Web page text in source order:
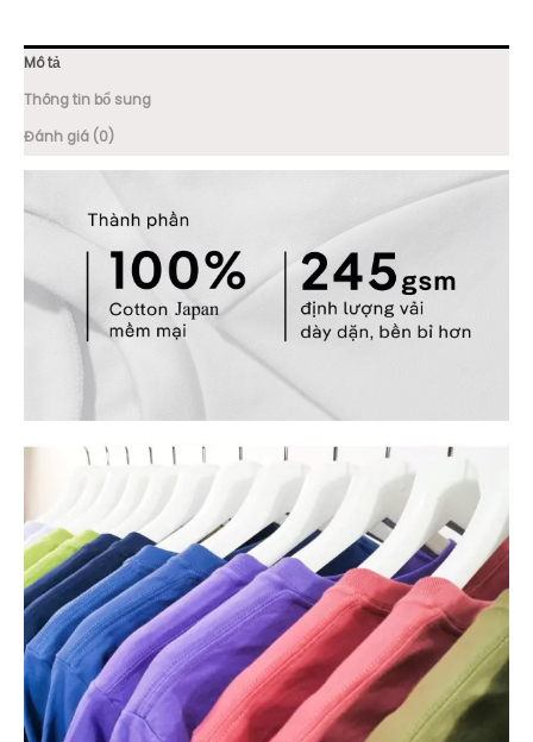
Mô tả
Thông tin bổ sung
Đánh giá (0)